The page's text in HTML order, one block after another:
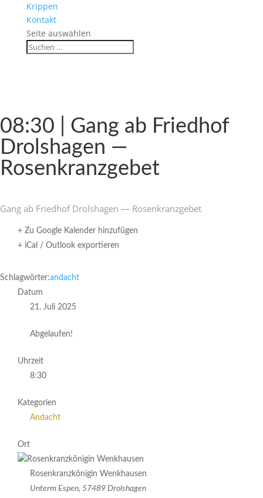
Krippen
Kontakt
Seite auswählen
08:30 | Gang ab Friedhof
Drol­s­hagen —
Rosenkranzgebet
Gang ab Friedhof Drol­s­hagen — Rosenkranzgebet
+ Zu Google Kalender hinzufügen
+ iCal / Outlook exportieren
Schlagwörter:andacht
Datum
21. Juli 2025
Abgelaufen!
Uhrzeit
8:30
Kategorien
Andacht
Ort
Rosenkranzkönigin Wenkhausen
Unterm Espen, 57489 Drolshagen